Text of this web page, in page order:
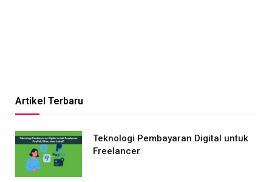
Artikel Terbaru
Teknologi Pembayaran Digital untuk
Freelancer